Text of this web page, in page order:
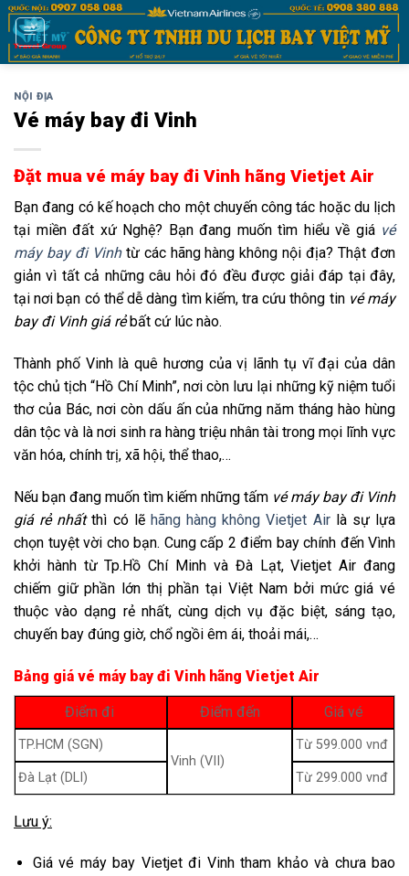
Bỏ
qua
nội
NỘI ĐỊA
Vé máy bay đi Vinh
Đặt mua vé máy bay đi Vinh hãng Vietjet Air
Bạn đang có kế hoạch cho một chuyến công tác hoặc du lịch
tại miền đất xứ Nghệ? Bạn đang muốn tìm hiểu về giá vé
máy bay đi Vinhtừ các hãng hàng không nội địa? Thật đơn
giản vì tất cả những câu hỏi đó đều được giải đáp tại đây,
tại nơi bạn có thể dễ dàng tìm kiếm, tra cứu thông tin vé máy
bay đi Vinh giá rẻbất cứ lúc nào.
Thành phố Vinh là quê hương của vị lãnh tụ vĩ đại của dân
tộc chủ tịch “Hồ Chí Minh”, nơi còn lưu lại những kỹ niệm tuổi
thơ của Bác, nơi còn dấu ấn của những năm tháng hào hùng
dân tộc và là nơi sinh ra hàng triệu nhân tài trong mọi lĩnh vực
văn hóa, chính trị, xã hội, thể thao,…
Nếu bạn đang muốn tìm kiếm những tấm vé máy bay đi Vinh
giá rẻ nhấtthì có lẽ hãng hàng không Vietjet Airlà sự lựa
chọn tuyệt vời cho bạn. Cung cấp 2 điểm bay chính đến Vình
khởi hành từ Tp.Hồ Chí Minh và Đà Lạt, Vietjet Air đang
chiếm giữ phần lớn thị phần tại Việt Nam bởi mức giá vé
thuộc vào dạng rẻ nhất, cùng dịch vụ đặc biệt, sáng tạo,
chuyến bay đúng giờ, chổ ngồi êm ái, thoải mái,…
Bảng giá vé máy bay đi Vinh hãng Vietjet Air
Điểm đi Điểm đến Giá vé
TP.HCM (SGN)
Vinh (VII)
Từ 599.000 vnđ
Đà Lạt (DLI) Từ 299.000 vnđ
Lưu ý:
Giá vé máy bay Vietjet đi Vinh tham khảo và chưa bao